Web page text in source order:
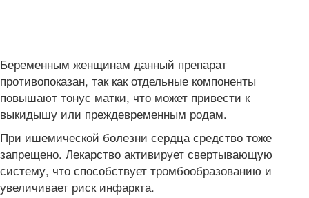
Беременным женщинам данный препарат
противопоказан, так как отдельные компоненты
повышают тонус матки, что может привести к
выкидышу или преждевременным родам.
При ишемической болезни сердца средство тоже
запрещено. Лекарство активирует свертывающую
систему, что способствует тромбообразованию и
увеличивает риск инфаркта.